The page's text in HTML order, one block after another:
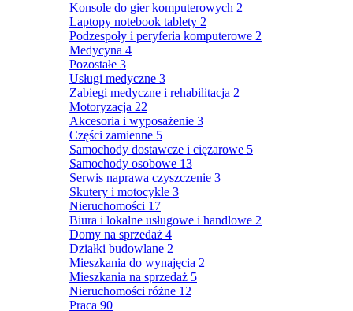
Konsole do gier komputerowych 2
Laptopy notebook tablety 2
Podzespoły i peryferia komputerowe 2
Medycyna 4
Pozostałe 3
Usługi medyczne 3
Zabiegi medyczne i rehabilitacja 2
Motoryzacja 22
Akcesoria i wyposażenie 3
Części zamienne 5
Samochody dostawcze i ciężarowe 5
Samochody osobowe 13
Serwis naprawa czyszczenie 3
Skutery i motocykle 3
Nieruchomości 17
Biura i lokalne usługowe i handlowe 2
Domy na sprzedaż 4
Działki budowlane 2
Mieszkania do wynajęcia 2
Mieszkania na sprzedaż 5
Nieruchomości różne 12
Praca 90